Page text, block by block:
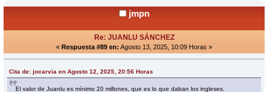
jmpn
Re: JUANLU SÁNCHEZ
« Respuesta #89 en: Agosto 13, 2025, 10:09 Horas »
Cita de: jocarvia en Agosto 12, 2025, 20:56 Horas
El valor de Juanlu es mínimo 20 millones, que es lo que daban los ingleses.